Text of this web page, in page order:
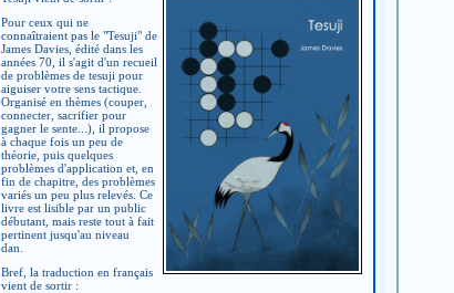
Pour ceux qui ne
connaîtraient pas le "Tesuji" de
James Davies, édité dans les
années 70, il s'agit d'un recueil
de problèmes de tesuji pour
aiguiser votre sens tactique.
Organisé en thèmes (couper,
connecter, sacrifier pour
gagner le sente...), il propose
à chaque fois un peu de
théorie, puis quelques
problèmes d'application et, en
fin de chapitre, des problèmes
variés un peu plus relevés. Ce
livre est lisible par un public
débutant, mais reste tout à fait
pertinent jusqu'au niveau
dan.
Bref, la traduction en français
vient de sortir :